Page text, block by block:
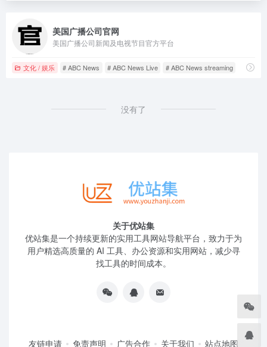
美国广播公司官网
美国广播公司新闻及电视节目官方平台
文化 / 娱乐 # ABC News # ABC News Live # ABC News streaming
没有了
关于优站集
优站集是一个持续更新的实用工具网站导航平台，致力于为
用户精选高质量的 AI 工具、办公资源和实用网站，减少寻
找工具的时间成本。
友链申请 免责声明 广告合作 关于我们 站点地图